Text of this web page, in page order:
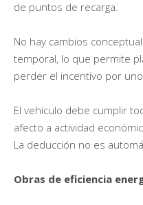
de puntos de recarga.
No hay cambios
temporal, lo que permite
perder el incentivo por
El vehículo debe cumplir
afecto a actividad
La deducción no es
Obras de eficiencia